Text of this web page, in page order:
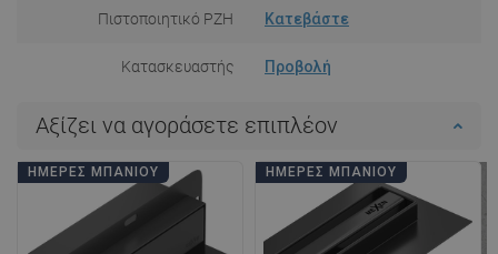
Πιστοποιητικό PZH Κατεβάστε
Κατασκευαστής Προβολή
Αξίζει να αγοράσετε επιπλέον
ΗΜΈΡΕΣ ΜΠΆΝΙΟΥ ΗΜΈΡΕΣ ΜΠΆΝΙΟΥ